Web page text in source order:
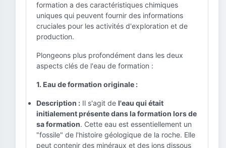
formation a des caractéristiques chimiques
uniques qui peuvent fournir des informations
cruciales pour les activités d'exploration et de
production.
Plongeons plus profondément dans les deux
aspects clés de l'eau de formation :
1. Eau de formation originale :
Description : Il s'agit de l'eau qui était
initialement présente dans la formation lors de
sa formation. Cette eau est essentiellement un
"fossile" de l'histoire géologique de la roche. Elle
peut contenir des minéraux et des ions dissous